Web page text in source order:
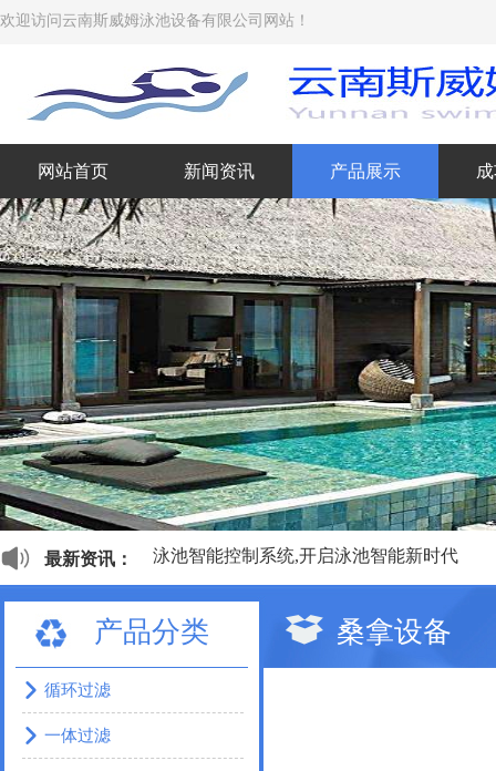
欢迎访问云南斯威姆泳池设备有限公司网站！
网站首页 新闻资讯 产品展示
最新资讯：
泳池智能控制系统,开启泳池智能新时代
私家泳池新定义
工程做的这么漂亮，甲方如何不爱？
2018亚洲泳池SPA博览会亮相，行业各类新
产品分类 桑拿设备
循环过滤
一体过滤